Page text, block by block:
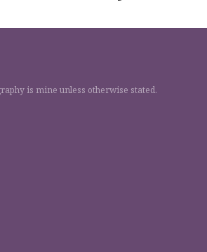
is mine unless otherwise stated.